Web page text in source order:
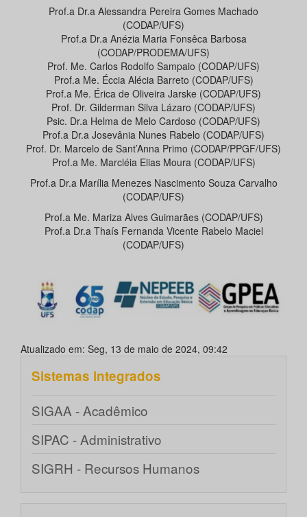
Prof.a Dr.a Alessandra Pereira Gomes Machado
(CODAP/UFS)
Prof.a Dr.a Anézia Maria Fonsêca Barbosa
(CODAP/PRODEMA/UFS)
Prof. Me. Carlos Rodolfo Sampaio (CODAP/UFS)
Prof.a Me. Éccia Alécia Barreto (CODAP/UFS)
Prof.a Me. Érica de Oliveira Jarske (CODAP/UFS)
Prof. Dr. Gilderman Silva Lázaro (CODAP/UFS)
Psic. Dr.a Helma de Melo Cardoso (CODAP/UFS)
Prof.a Dr.a Josevânia Nunes Rabelo (CODAP/UFS)
Prof. Dr. Marcelo de Sant’Anna Primo (CODAP/PPGF/UFS)
Prof.a Me. Marcléia Elias Moura (CODAP/UFS)
Prof.a Dr.a Marília Menezes Nascimento Souza Carvalho
(CODAP/UFS)
Prof.a Me. Mariza Alves Guimarães (CODAP/UFS)
Prof.a Dr.a Thaís Fernanda Vicente Rabelo Maciel
(CODAP/UFS)
Atualizado em: Seg, 13 de maio de 2024, 09:42
Sistemas integrados
SIGAA - Acadêmico
SIPAC - Administrativo
SIGRH - Recursos Humanos